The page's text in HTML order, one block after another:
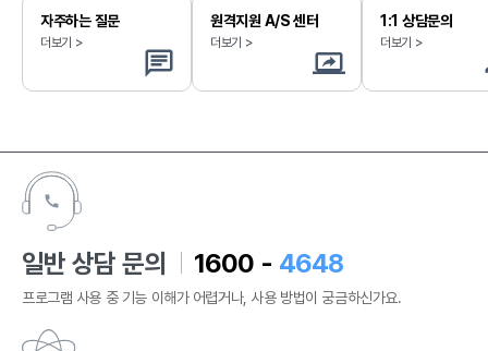
자주하는 질문
더보기 >
원격지원 A/S 센터
더보기 >
1:1 상담문의
더보기 >
일반 상담 문의 1600 - 4648
프로그램 사용 중 기능 이해가 어렵거나, 사용 방법이 궁금하신가요.